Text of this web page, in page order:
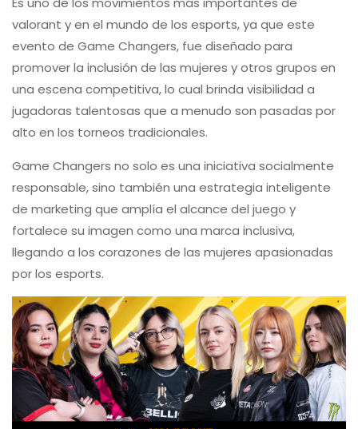
valorant y en el mundo de los esports, ya que este
evento de Game Changers, fue diseñado para
promover la inclusión de las mujeres y otros grupos en
una escena competitiva, lo cual brinda visibilidad a
jugadoras talentosas que a menudo son pasadas por
alto en los torneos tradicionales.
Game Changers no solo es una iniciativa socialmente
responsable, sino también una estrategia inteligente
de marketing que amplía el alcance del juego y
fortalece su imagen como una marca inclusiva,
llegando a los corazones de las mujeres apasionadas
por los esports.